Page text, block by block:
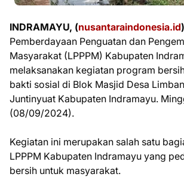
INDRAMAYU, (nusantaraindonesia.id
Pemberdayaan Penguatan dan
Masyarakat (LPPPM) Kabupaten
melaksanakan kegiatan program
bakti sosial di Blok Masjid Desa
Juntinyuat Kabupaten Indramayu.
(08/09/2024).
Kegiatan ini merupakan salah satu
LPPPM Kabupaten Indramayu yang
bersih untuk masyarakat.